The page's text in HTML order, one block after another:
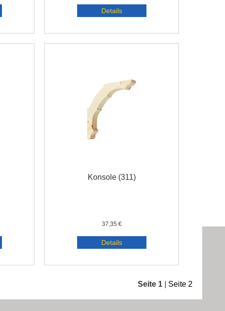
Details
Konsole (311)
37,35 €
Details
Seite 1 Seite 2